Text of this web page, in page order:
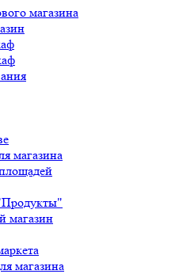
магазина
магазина
магазин
магазина